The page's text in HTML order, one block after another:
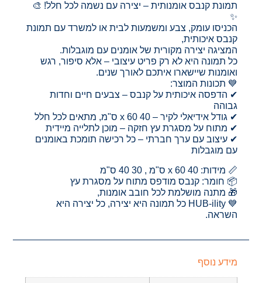
תמונת קנבס אומנותית – יצירה עם נשמה לכל חלל! 🎨
✨
הכניסו עומק, צבע ומשמעות לבית או למשרד עם תמונת
קנבס איכותית,
המציגה יצירה מקורית של אומנים עם מוגבלות.
כל תמונה היא לא רק פריט עיצובי – אלא סיפור, רגש
ואומנות שיישארו איתכם לאורך שנים.
💙 תכונות המוצר:
✔ הדפסה איכותית על קנבס – צבעים חיים וחדות
גבוהה
✔ גודל אידיאלי לקיר – 40 x 60 ס"מ, מתאים לכל חלל
✔ מתוח על מסגרת עץ חזקה – מוכן לתלייה מיידית
✔ עיצוב עם ערך חברתי – כל רכישה תומכת באומנים
עם מוגבלות
📏 מידות: 40 x 60 ס"מ , 30 40 ס"מ
📦 חומר: קנבס מודפס מתוח על מסגרת עץ
🎁 מתנה מושלמת לכל חובב אומנות,
💙 HUB-ility כל תמונה היא יצירה, כל יצירה היא
השראה.
מידע נוסף